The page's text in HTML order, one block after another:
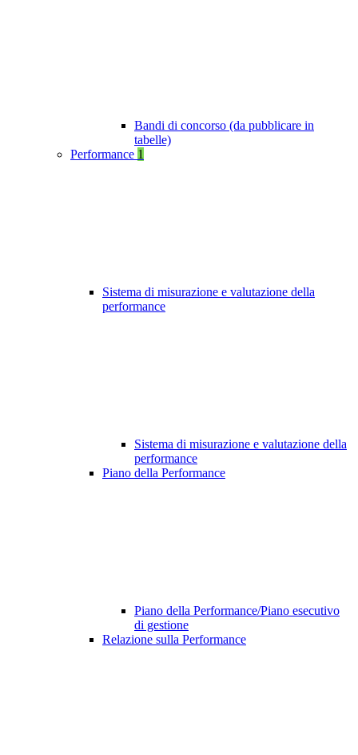
Bandi di concorso (da pubblicare in
tabelle)
Performance 1
Sistema di misurazione e valutazione della
performance
Sistema di misurazione e valutazione della
performance
Piano della Performance
Piano della Performance/Piano esecutivo
di gestione
Relazione sulla Performance